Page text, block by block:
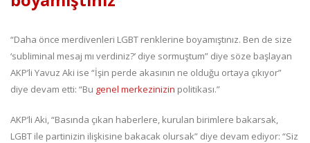
“Daha önce merdivenleri LGBT renklerine boyamıştınız. Ben de size
‘subliminal mesaj mı verdiniz?’ diye sormuştum” diye söze başlayan
AKP’li Yavuz Aki ise “İşin perde akasının ne olduğu ortaya çıkıyor”
diye devam etti: “Bu genel merkezinizin politikası.”
AKP’li Aki, “Basında çıkan haberlere, kurulan birimlere bakarsak,
LGBT ile partinizin ilişkisine bakacak olursak” diye devam ediyor: “Siz